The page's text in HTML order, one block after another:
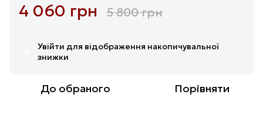
4 060 грн 5 800 грн
Увійти для відображення накопичувальної
знижки
До обраного Порівняти